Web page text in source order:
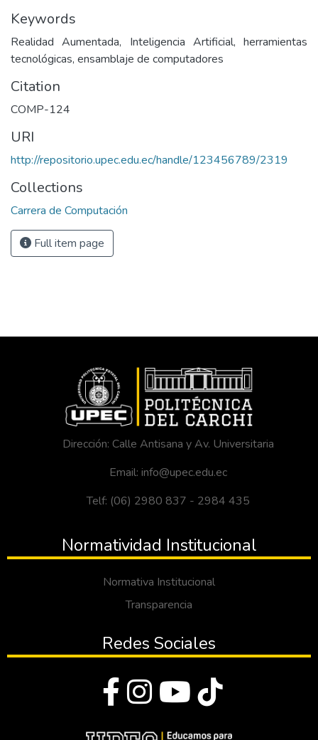
Keywords
Realidad Aumentada, Inteligencia Artificial, herramientas
tecnológicas, ensamblaje de computadores
Citation
COMP-124
URI
http://repositorio.upec.edu.ec/handle/123456789/2319
Collections
Carrera de Computación
Full item page
Dirección: Calle Antisana y Av. Universitaria
Email: info@upec.edu.ec
Telf: (06) 2980 837 - 2984 435
Normatividad Institucional
Normativa Institucional
Transparencia
Redes Sociales